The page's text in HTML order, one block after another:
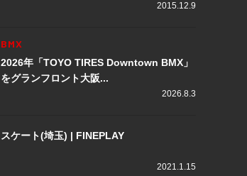
2015.12.9
BMX
2026年「TOYO TIRES Downtown BMX」
をグランフロント大阪...
2026.8.3
スケート(埼玉) | FINEPLAY
2021.1.15